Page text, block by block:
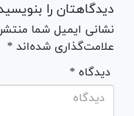
دیدگاهتان را
نشانی ایمیل شما
علامت‌گذاری شده‌اند *
* دیدگاه